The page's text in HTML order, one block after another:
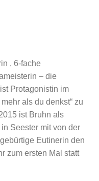
, 6-fache
– die
Protagonistin im
als du denkst“ zu
ist Bruhn als
Seester mit von der
Eutinerin den
zum ersten Mal statt